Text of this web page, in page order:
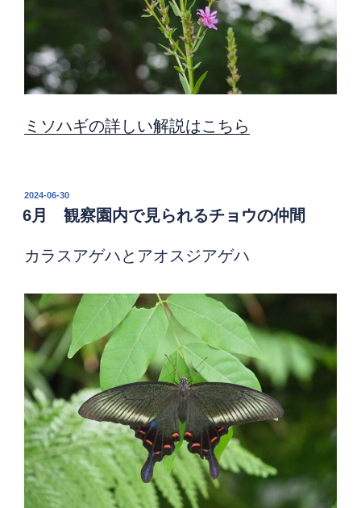
ミソハギの詳しい解説はこちら
投
稿
日:
2024-06-30
6月 観察園内で見られるチョウの仲間
カラスアゲハとアオスジアゲハ